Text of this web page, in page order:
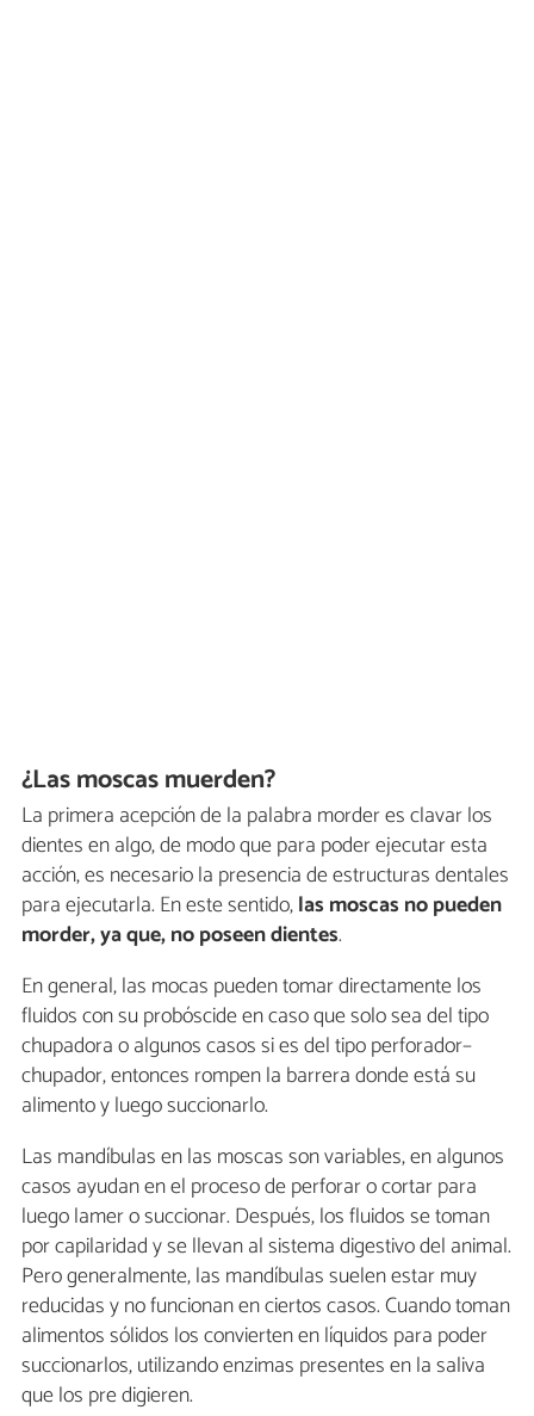
¿Las moscas muerden?
La primera acepción de la palabra morder es clavar los
dientes en algo, de modo que para poder ejecutar esta
acción, es necesario la presencia de estructuras dentales
para ejecutarla. En este sentido,las moscas no pueden
morder, ya que, no poseen dientes.
En general, las mocas pueden tomar directamente los
fluidos con su probóscide en caso que solo sea del tipo
chupadora o algunos casos si es del tipo perforador–
chupador, entonces rompen la barrera donde está su
alimento y luego succionarlo.
Las mandíbulas en las moscas son variables, en algunos
casos ayudan en el proceso de perforar o cortar para
luego lamer o succionar. Después, los fluidos se toman
por capilaridad y se llevan al sistema digestivo del animal.
Pero generalmente, las mandíbulas suelen estar muy
reducidas y no funcionan en ciertos casos. Cuando toman
alimentos sólidos los convierten en líquidos para poder
succionarlos, utilizando enzimas presentes en la saliva
que los pre digieren.